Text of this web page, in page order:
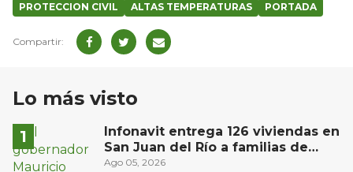
PROTECCION CIVIL ALTAS TEMPERATURAS PORTADA
Lo más visto
Infonavit entrega 126 viviendas en
San Juan del Río a familias de
bajos ingresos
Ago 05, 2026